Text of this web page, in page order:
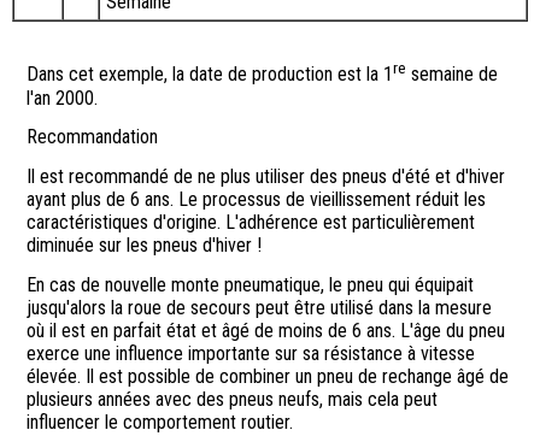
Dans cet exemple, la date de production est la 1 re semaine de
l'an 2000.
Recommandation
Il est recommandé de ne plus utiliser des pneus d'été et d'hiver
ayant plus de 6 ans. Le processus de vieillissement réduit les
caractéristiques d'origine. L'adhérence est particulièrement
diminuée sur les pneus d'hiver !
En cas de nouvelle monte pneumatique, le pneu qui équipait
jusqu'alors la roue de secours peut être utilisé dans la mesure
où il est en parfait état et âgé de moins de 6 ans. L'âge du pneu
exerce une influence importante sur sa résistance à vitesse
élevée. Il est possible de combiner un pneu de rechange âgé de
plusieurs années avec des pneus neufs, mais cela peut
influencer le comportement routier.